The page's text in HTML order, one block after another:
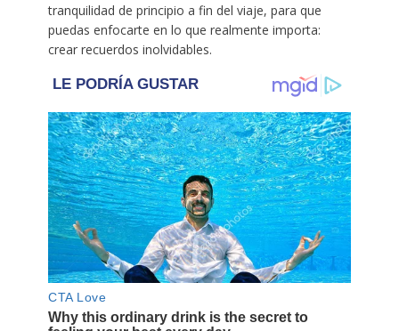
tranquilidad de principio a fin del viaje, para que
puedas enfocarte en lo que realmente importa:
crear recuerdos inolvidables.